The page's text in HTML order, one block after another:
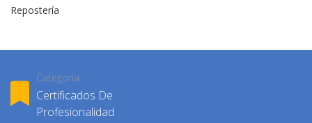
Repostería
Categoría
Certificados De
Profesionalidad